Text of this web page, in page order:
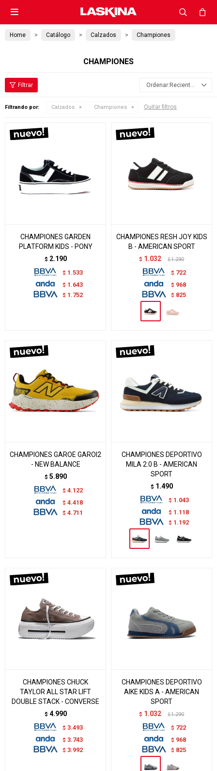

Home Catálogo Calzados Championes
CHAMPIONES
Recientes
Filtrando por: Calzados Championes Quitar filtros
CHAMPIONES GARDEN
PLATFORM KIDS - PONY
$ 2.190
$ 1.533
$ 1.643
$ 1.752
CHAMPIONES RESH JOY KIDS
B - AMERICAN SPORT
$ 1.032 $ 1.290
$ 722
$ 968
$ 825
CHAMPIONES GAROE GAROI2
- NEW BALANCE
$ 5.890
$ 4.122
$ 4.418
$ 4.711
CHAMPIONES DEPORTIVO
MILA 2.0 B - AMERICAN
SPORT
$ 1.490
$ 1.043
$ 1.118
$ 1.192
CHAMPIONES CHUCK
TAYLOR ALL STAR LIFT
DOUBLE STACK - CONVERSE
$ 4.990
$ 3.493
$ 3.743
$ 3.992
CHAMPIONES DEPORTIVO
AIKE KIDS A - AMERICAN
SPORT
$ 1.032 $ 1.290
$ 722
$ 968
$ 825